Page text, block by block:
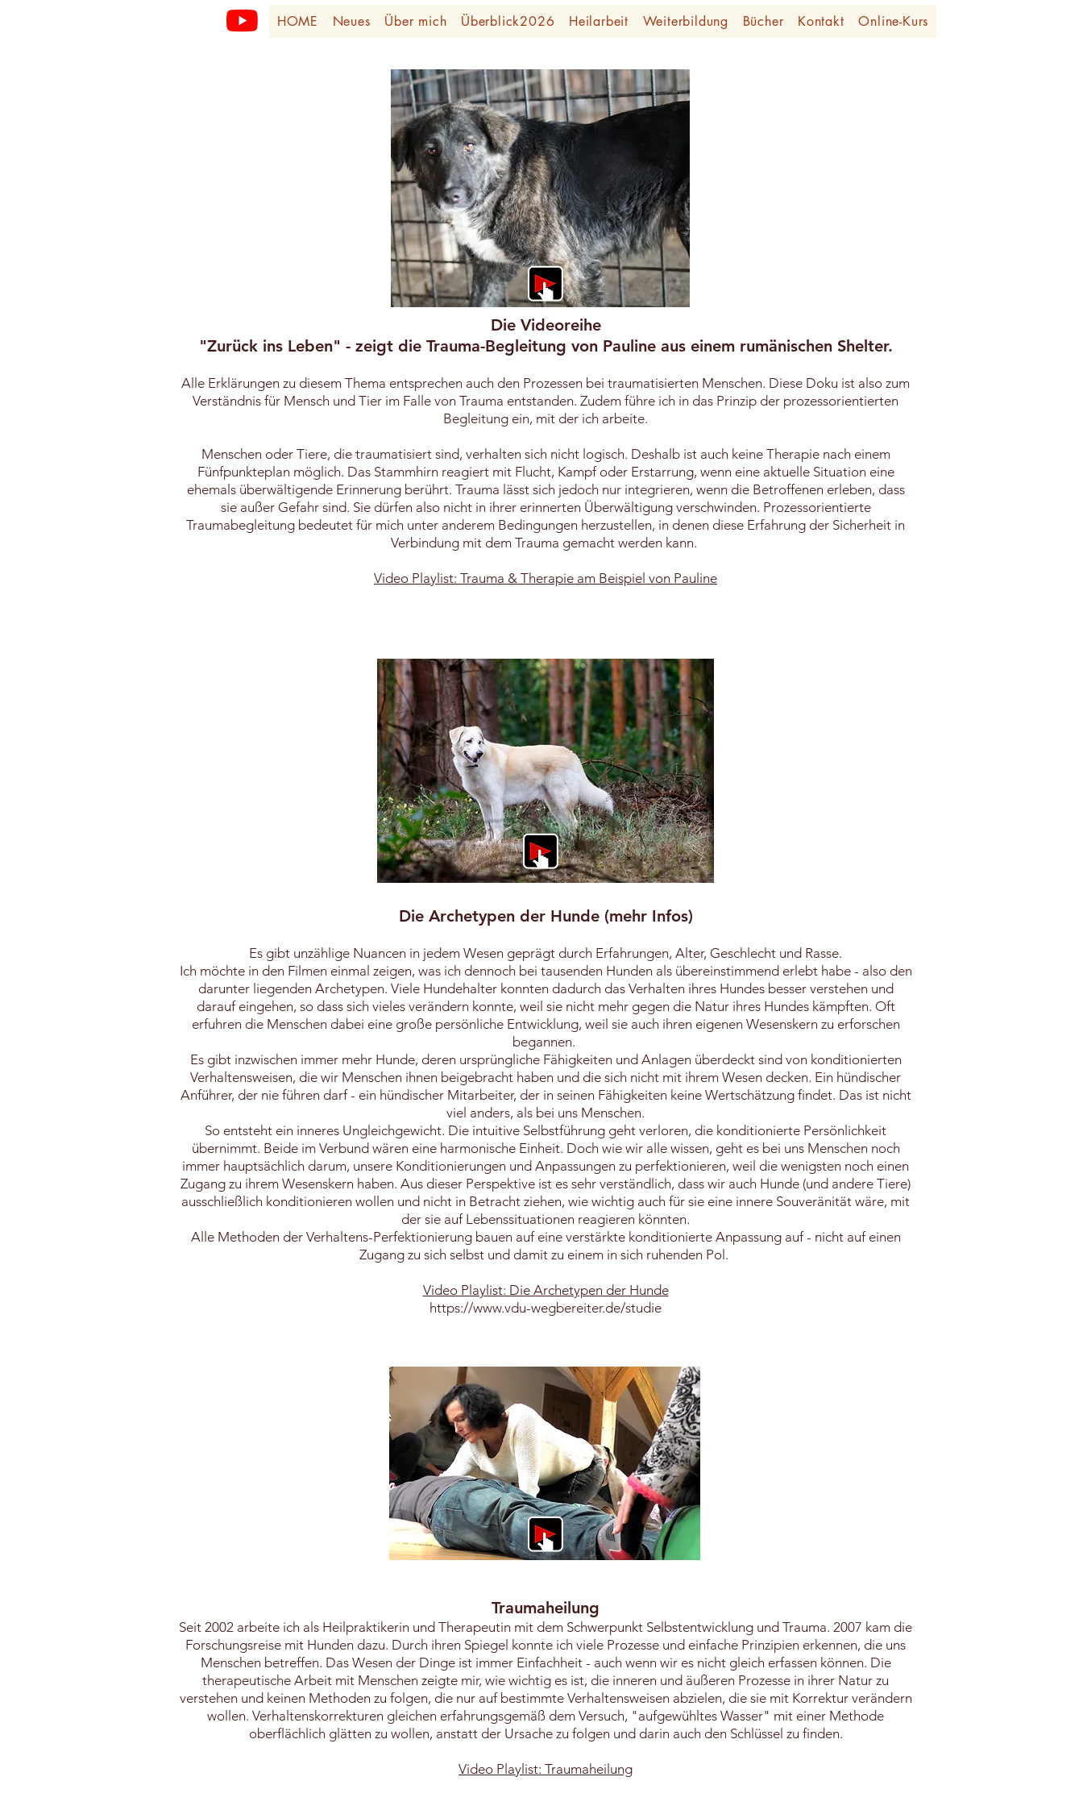
HOME Neues Über mich Überblick2026 Heilarbeit Weiterbildung Bücher Kontakt Online-Kurs
Die Videoreihe
"Zurück ins Leben" - zeigt die Trauma-Begleitung von Pauline aus einem rumänischen Shelter.
Alle Erklärungen zu diesem Thema entsprechen auch den Prozessen bei traumatisierten Menschen. Diese Doku ist also zum
Verständnis für Mensch und Tier im Falle von Trauma entstanden. Zudem führe ich in das Prinzip der prozessorientierten
Begleitung ein, mit der ich arbeite.
Menschen oder Tiere, die traumatisiert sind, verhalten sich nicht logisch. Deshalb ist auch keine Therapie nach einem
Fünfpunkteplan möglich. Das Stammhirn reagiert mit Flucht, Kampf oder Erstarrung, wenn eine aktuelle Situation eine
ehemals überwältigende Erinnerung berührt. Trauma lässt sich jedoch nur integrieren, wenn die Betroffenen erleben, dass
sie außer Gefahr sind. Sie dürfen also nicht in ihrer erinnerten Überwältigung verschwinden. Prozessorientierte
Traumabegleitung bedeutet für mich unter anderem Bedingungen herzustellen, in denen diese Erfahrung der Sicherheit in
Verbindung mit dem Trauma gemacht werden kann.
Video Playlist: Trauma & Therapie am Beispiel von Pauline
Die Archetypen der Hunde (mehr Infos)
Es gibt unzählige Nuancen in jedem Wesen geprägt durch Erfahrungen, Alter, Geschlecht und Rasse.
Ich möchte in den Filmen einmal zeigen, was ich dennoch bei tausenden Hunden als übereinstimmend erlebt habe - also den
darunter liegenden Archetypen. Viele Hundehalter konnten dadurch das Verhalten ihres Hundes besser verstehen und
darauf eingehen, so dass sich vieles verändern konnte, weil sie nicht mehr gegen die Natur ihres Hundes kämpften. Oft
erfuhren die Menschen dabei eine große persönliche Entwicklung, weil sie auch ihren eigenen Wesenskern zu erforschen
begannen.
Es gibt inzwischen immer mehr Hunde, deren ursprüngliche Fähigkeiten und Anlagen überdeckt sind von konditionierten
Verhaltensweisen, die wir Menschen ihnen beigebracht haben und die sich nicht mit ihrem Wesen decken. Ein hündischer
Anführer, der nie führen darf - ein hündischer Mitarbeiter, der in seinen Fähigkeiten keine Wertschätzung findet. Das ist nicht
viel anders, als bei uns Menschen.
So entsteht ein inneres Ungleichgewicht. Die intuitive Selbstführung geht verloren, die konditionierte Persönlichkeit
übernimmt. Beide im Verbund wären eine harmonische Einheit. Doch wie wir alle wissen, geht es bei uns Menschen noch
immer hauptsächlich darum, unsere Konditionierungen und Anpassungen zu perfektionieren, weil die wenigsten noch einen
Zugang zu ihrem Wesenskern haben. Aus dieser Perspektive ist es sehr verständlich, dass wir auch Hunde (und andere Tiere)
ausschließlich konditionieren wollen und nicht in Betracht ziehen, wie wichtig auch für sie eine innere Souveränität wäre, mit
der sie auf Lebenssituationen reagieren könnten.
Alle Methoden der Verhaltens-Perfektionierung bauen auf eine verstärkte konditionierte Anpassung auf - nicht auf einen
Zugang zu sich selbst und damit zu einem in sich ruhenden Pol.
Video Playlist: Die Archetypen der Hunde
https://www.vdu-wegbereiter.de/studie
Traumaheilung
Seit 2002 arbeite ich als Heilpraktikerin und Therapeutin mit dem Schwerpunkt Selbstentwicklung und Trauma. 2007 kam die
Forschungsreise mit Hunden dazu. Durch ihren Spiegel konnte ich viele Prozesse und einfache Prinzipien erkennen, die uns
Menschen betreffen. Das Wesen der Dinge ist immer Einfachheit - auch wenn wir es nicht gleich erfassen können. Die
therapeutische Arbeit mit Menschen zeigte mir, wie wichtig es ist, die inneren und äußeren Prozesse in ihrer Natur zu
verstehen und keinen Methoden zu folgen, die nur auf bestimmte Verhaltensweisen abzielen, die sie mit Korrektur verändern
wollen. Verhaltenskorrekturen gleichen erfahrungsgemäß dem Versuch, "aufgewühltes Wasser" mit einer Methode
oberflächlich glätten zu wollen, anstatt der Ursache zu folgen und darin auch den Schlüssel zu finden.
Video Playlist: Traumaheilung